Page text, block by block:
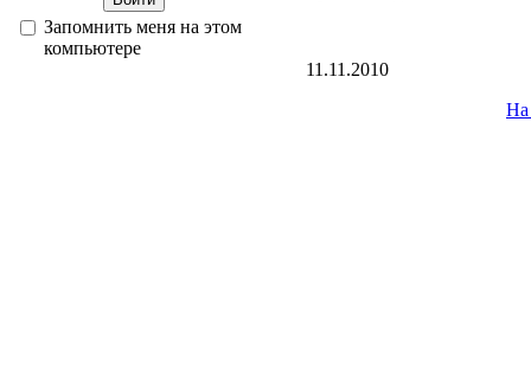
Запомнить меня на этом
компьютере
11.11.2010
На